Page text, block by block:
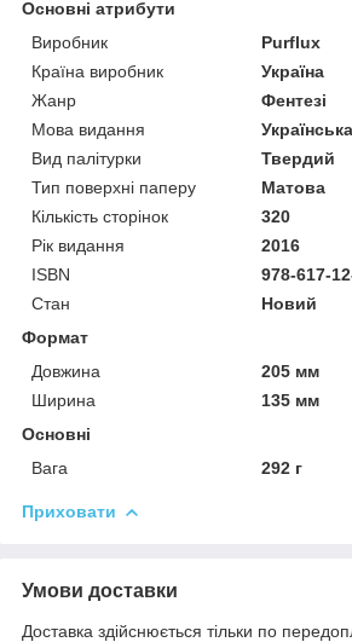
Основні атрибути
Виробник
Purflux
Країна виробник
Україна
Жанр
Фентезі
Мова видання
Українська
Вид палітурки
Твердий
Тип поверхні паперу
Матова
Кількість сторінок
320
Рік видання
2016
ISBN
978-617-
Стан
Новий
Формат
Довжина
205 мм
Ширина
135 мм
Основні
Вага
292 г
Приховати
Умови доставки
Доставка здійснюється тільки по